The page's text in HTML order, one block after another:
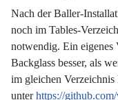
Nach der Baller-
noch im Tables-
notwendig. Ein eigenes
Backglass besser, als
im gleichen
unterhttps://